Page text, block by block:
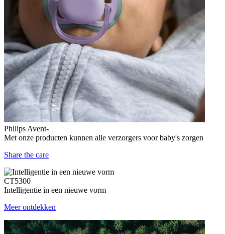
Philips Avent-
Met onze producten kunnen alle verzorgers voor baby's zorgen
Share the care
CT5300
Intelligentie in een nieuwe vorm
Meer ontdekken